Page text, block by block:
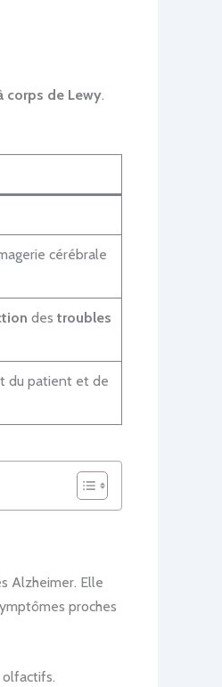
corps de Lewy.
cérébrale
des troubles
du patient et de
Alzheimer. Elle
proches